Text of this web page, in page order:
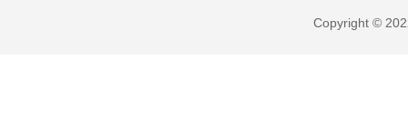
Copyright ©